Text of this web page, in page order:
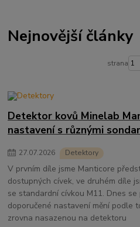
Nejnovější články
strana
Detektor kovů Minelab
nastavení s různými
27.07.2026 Detektory
V prvním díle jsme Manticore
dostupných cívek, ve druhém díle
se standardní cívkou M11. Dnes
doporučené nastavení mění podle
zrovna nasazenou na detektoru